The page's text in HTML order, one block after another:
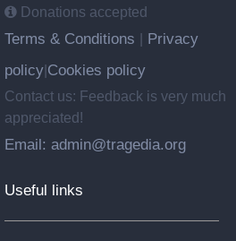
Donations accepted
Terms & Conditions
Privacy
policy Cookies policy
Contact us: Feedback is very much
appreciated!
Email: admin@tragedia.org
Useful links